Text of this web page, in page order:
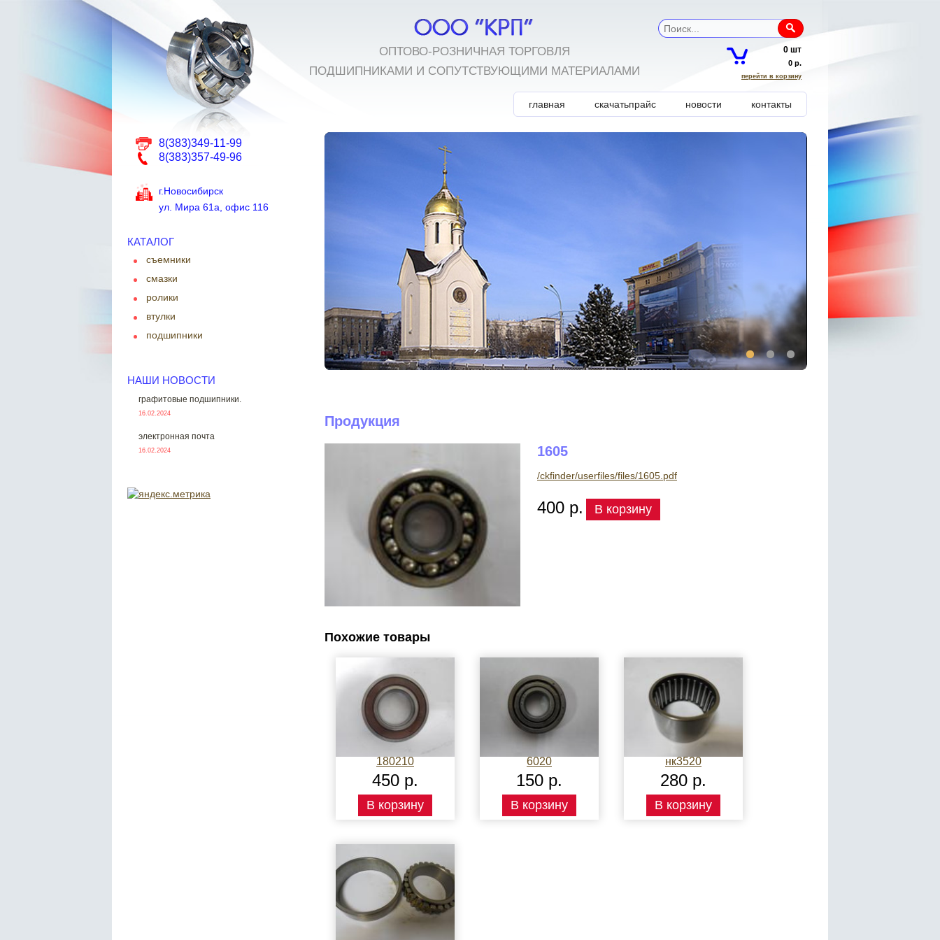
8(383)349-11-99
8(383)357-49-96
г.Новосибирск
ул. Мира 61а, офис 116
КАТАЛОГ
съемники
смазки
ролики
втулки
подшипники
НАШИ НОВОСТИ
графитовые подшипники.
16.02.2024
электронная почта
16.02.2024
ОПТОВО-РОЗНИЧНАЯ ТОРГОВЛЯ
ПОДШИПНИКАМИ И СОПУТСТВУЮЩИМИ МАТЕРИАЛАМИ
0 шт
0 р.
перейти в корзину
главная скачать прайс новости контакты
Продукция
1605
/ckfinder/userfiles/files/1605.pdf
400 р. В корзину
Похожие товары
180210
450 р.
В корзину
6020
150 р.
В корзину
нк3520
280 р.
В корзину